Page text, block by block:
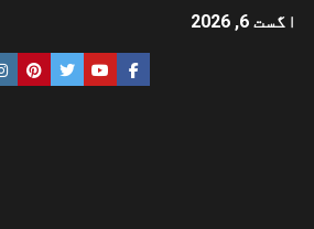
اگست 6, 2026